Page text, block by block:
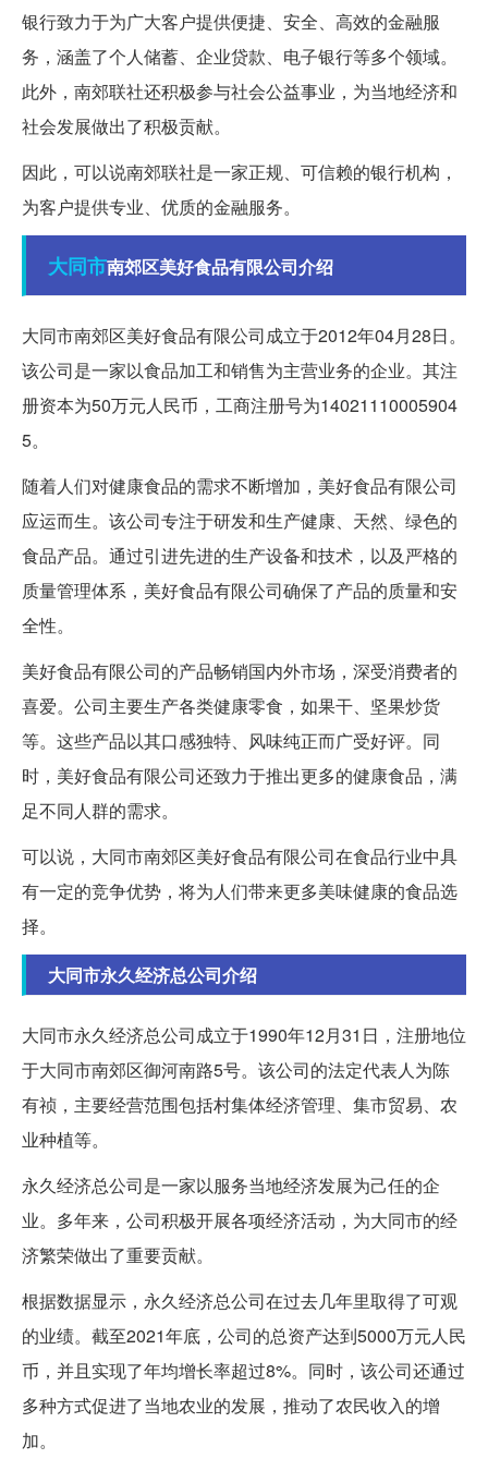
银行致力于为广大客户提供便捷、安全、高效的金融服
务，涵盖了个人储蓄、企业贷款、电子银行等多个领域。
此外，南郊联社还积极参与社会公益事业，为当地经济和
社会发展做出了积极贡献。
因此，可以说南郊联社是一家正规、可信赖的银行机构，
为客户提供专业、优质的金融服务。
大同市南郊区美好食品有限公司介绍
大同市南郊区美好食品有限公司成立于2012年04月28日。
该公司是一家以食品加工和销售为主营业务的企业。其注
册资本为50万元人民币，工商注册号为14021110005904
5。
随着人们对健康食品的需求不断增加，美好食品有限公司
应运而生。该公司专注于研发和生产健康、天然、绿色的
食品产品。通过引进先进的生产设备和技术，以及严格的
质量管理体系，美好食品有限公司确保了产品的质量和安
全性。
美好食品有限公司的产品畅销国内外市场，深受消费者的
喜爱。公司主要生产各类健康零食，如果干、坚果炒货
等。这些产品以其口感独特、风味纯正而广受好评。同
时，美好食品有限公司还致力于推出更多的健康食品，满
足不同人群的需求。
可以说，大同市南郊区美好食品有限公司在食品行业中具
有一定的竞争优势，将为人们带来更多美味健康的食品选
择。
大同市永久经济总公司介绍
大同市永久经济总公司成立于1990年12月31日，注册地位
于大同市南郊区御河南路5号。该公司的法定代表人为陈
有祯，主要经营范围包括村集体经济管理、集市贸易、农
业种植等。
永久经济总公司是一家以服务当地经济发展为己任的企
业。多年来，公司积极开展各项经济活动，为大同市的经
济繁荣做出了重要贡献。
根据数据显示，永久经济总公司在过去几年里取得了可观
的业绩。截至2021年底，公司的总资产达到5000万元人民
币，并且实现了年均增长率超过8%。同时，该公司还通过
多种方式促进了当地农业的发展，推动了农民收入的增
加。